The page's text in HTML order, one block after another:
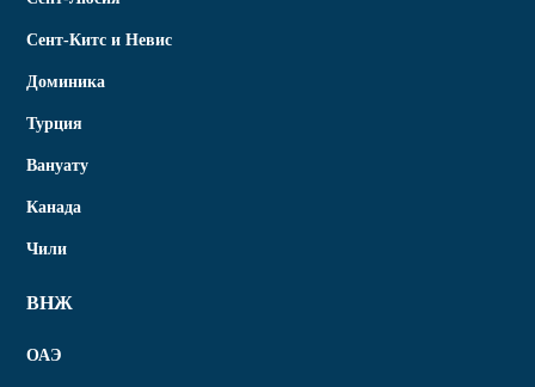
Сент-Китс и Невис
Доминика
Турция
Вануату
Канада
Чили
ВНЖ
ОАЭ